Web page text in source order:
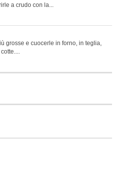
a crudo con la...
grosse e cuocerle in forno, in teglia,